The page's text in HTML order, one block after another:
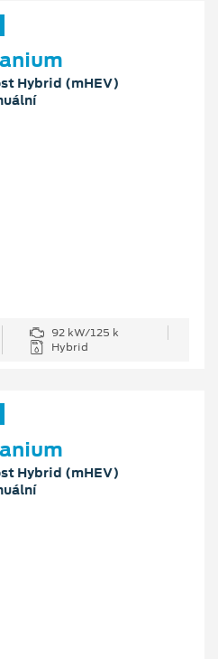
Hybrid (mHEV)
92 kW/125 k
Hybrid
Hybrid (mHEV)